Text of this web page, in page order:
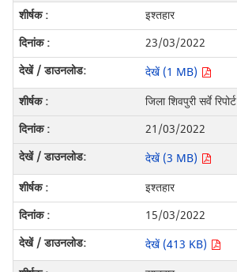
इश्तहार
23/03/2022
देखें (1 MB)
जिला शिवपुरी सर्वे रिपोर्ट
21/03/2022
देखें (3 MB)
इश्तहार
15/03/2022
देखें (413 KB)